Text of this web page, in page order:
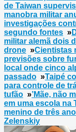
de Taiwan
manobra militar
investigações
segundo fontes »
militar alemã dois
drone »Cientistas
previsões sobre
local onde cinco
passado »Taipé
para controle de
tufão »’Mãe, não
em uma escola na
menino de três
Zelenskiy